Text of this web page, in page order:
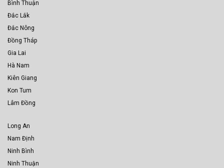
Bình Thuận
Đắc Lắk
Đắc Nông
Đồng Tháp
Gia Lai
Hà Nam
Kiên Giang
Kon Tum
Lâm Đồng
Long An
Nam Định
Ninh Bình
Ninh Thuận